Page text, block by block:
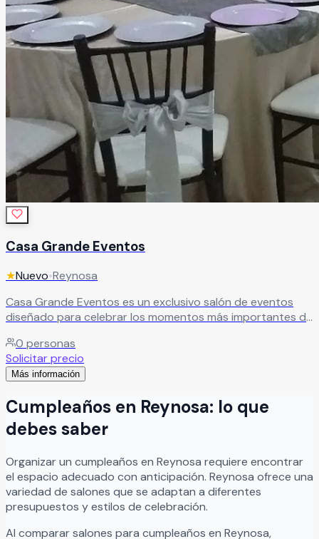
Casa Grande Eventos
★Nuevo•Reynosa
Casa Grande Eventos es un exclusivo salón de eventos
diseñado para celebrar los momentos más importantes de
crean el ambiente perfecto para fiestas, reuniones
familiares, eventos sociales, celebraciones especiales y
eventos corporativos. Cada detalle está pensado para
escenario ideal para convertir cualquier ocasión en un
recuerdo inolvidable.
Leer más
0 personas
Solicitar precio
Más información
Cumpleaños en Reynosa: lo que
debes saber
Organizarun cumpleaños en Reynosa requiere encontrar
el espacio adecuado con anticipación. Reynosa ofrece una
variedad de salones que se adaptan a diferentes
presupuestos y estilos de celebración.
Al comparar salones para cumpleaños en Reynosa,